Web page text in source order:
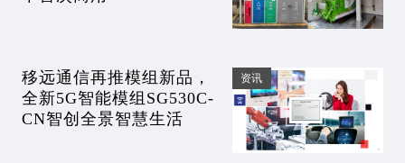
移远通信再推模组新品，
全新5G智能模组SG530C-
CN智创全景智慧生活
资讯